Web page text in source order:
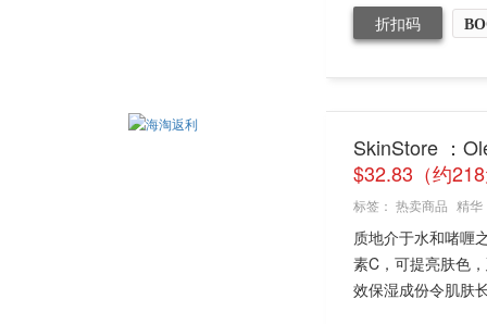
折扣码
SkinStore ：
$32.83（约
标签： 热卖商品 精华
质地介于水和啫喱
素C，可提亮肤色
效保湿成份令肌肤